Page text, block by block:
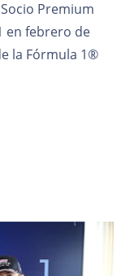
Premium
en febrero de
la Fórmula 1®